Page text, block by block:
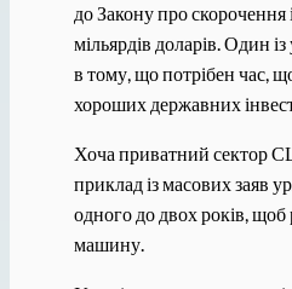
до Закону про скорочення
мільярдів доларів. Один
в тому, що потрібен час,
хороших державних
Хоча приватний сектор
приклад із масових заяв
одного до двох років,
машину.